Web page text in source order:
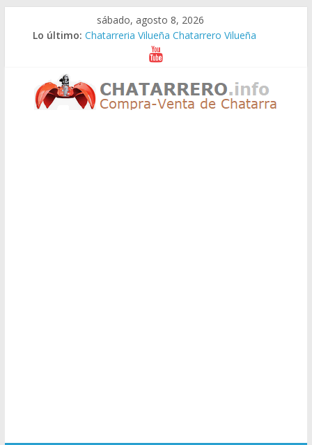
sábado, agosto 8, 2026
Lo último: Chatarreria Vilueña Chatarrero Vilueña
Chatarreria Zuera Chatarrero Zuera
Chatarreria Zaragoza Chatarrero Zaragoza
Chatarreria Zaida Chatarrero Zaida
Chatarreria Vistabella Chatarrero Vistabella